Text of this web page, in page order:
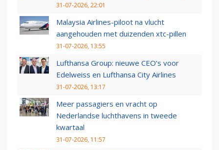
31-07-2026, 22:01
Malaysia Airlines-piloot na vlucht
aangehouden met duizenden xtc-pillen
31-07-2026, 13:55
Lufthansa Group: nieuwe CEO’s voor
Edelweiss en Lufthansa City Airlines
31-07-2026, 13:17
Meer passagiers en vracht op
Nederlandse luchthavens in tweede
kwartaal
31-07-2026, 11:57